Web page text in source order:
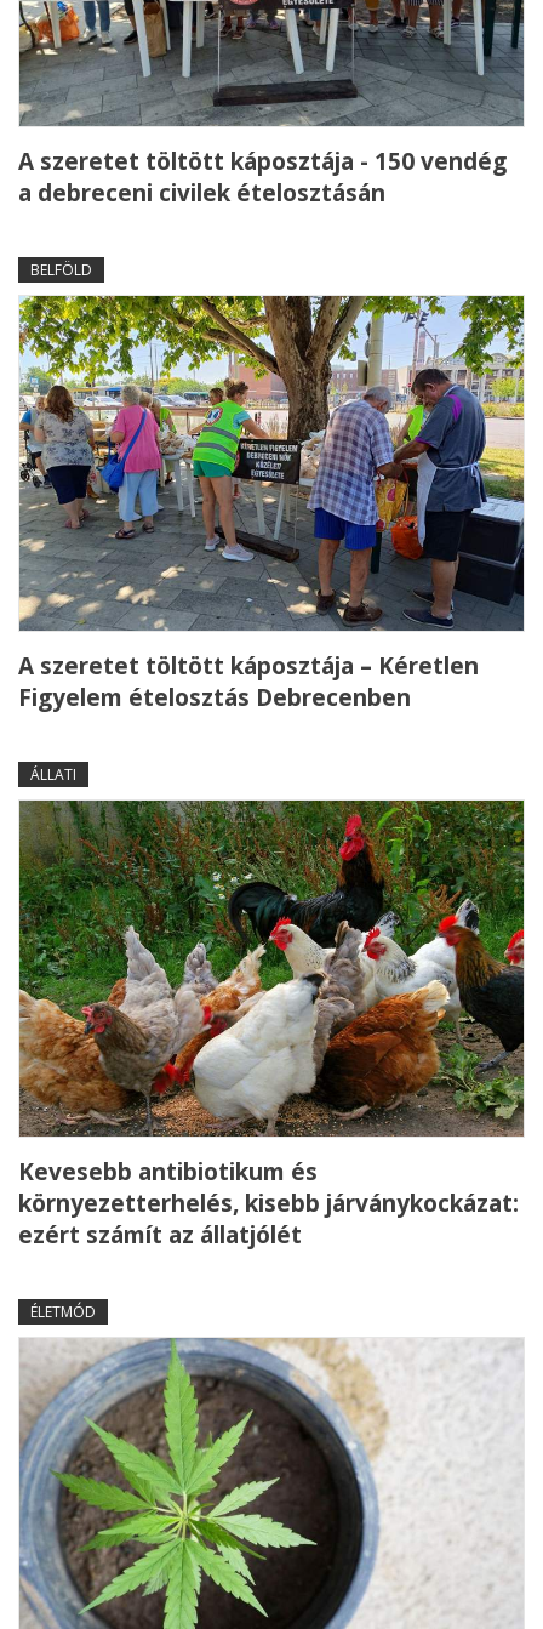
A szeretet töltött káposztája - 150 vendég
a debreceni civilek ételosztásán
BELFÖLD
A szeretet töltött káposztája – Kéretlen
Figyelem ételosztás Debrecenben
ÁLLATI
Kevesebb antibiotikum és
környezetterhelés, kisebb járványkockázat:
ezért számít az állatjólét
ÉLETMÓD